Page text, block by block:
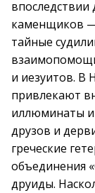
каменщиков
тайные
и иезуитов.
привлекают
иллюминаты и
друзов и
греческие
объединения
друиды.